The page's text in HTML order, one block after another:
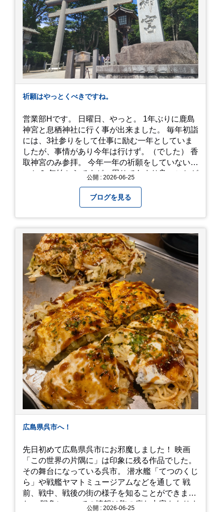
静岡へ行く予定がありましたら是非とも召し上が
って見てください！予約は行っていないようなの
で、時と場合とタイミングと要相談で
す、、！！！
祈願はやっとくべきですね。
営業部Hです。 日曜日、やっと。 1年ぶりに鹿島
神宮と息栖神社に行く事が出来ました。 毎年初詣
には、3社参りをして仕事に励む一年としていま
したが、事情があり今年は行けず。（でした） 香
取神宮のみ参拝。 今年一年の祈願をしていないせ
いか？ 年始からですが、周りであまり良いことが
から、あっという間に半年が過ぎやっとこさ。 3
日後のこと。不思議ですね。 気にかかる事1つ
目。友人の長期入院から退院の知らせあり！ 気に
かかる事2つ目。疎遠だった知人の訪問あり！ 気
にかかるetcが徐々に....。 気の持ちようと、タイ
ミングかもしれませんが。お宮参りはお薦めで
す。
公開 : 2026-06-25
ブログを見る
広島県呉市へ！
先日初めて広島県呉市にお邪魔しました！ 映画
「この世界の片隅に」は印象に残る作品でした。
その舞台になっている呉市。 潜水艦「てつのくじ
ら」や戦艦ヤマトミュージアムなどを通して 戦
前、戦中、戦後の街の様子を知ることができまし
た。 戦争についての情報は胸の痛む内容もありま
公開 : 2026-06-25